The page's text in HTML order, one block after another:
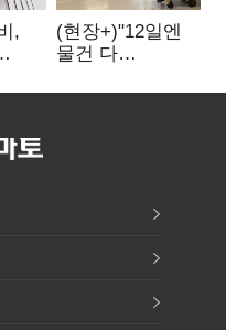
,
(현장+)"12일엔
물건 다
매대 채우며 문